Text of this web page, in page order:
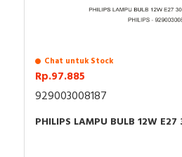
Chat untuk Stock
Rp.97.885
929003008187
PHILIPS LAMPU BULB 12W